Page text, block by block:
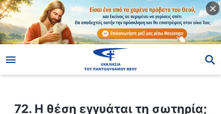
72. Η θέση εγγυάται τη σωτηρία;
72. Η θέση εγγυάται τη σωτηρία;